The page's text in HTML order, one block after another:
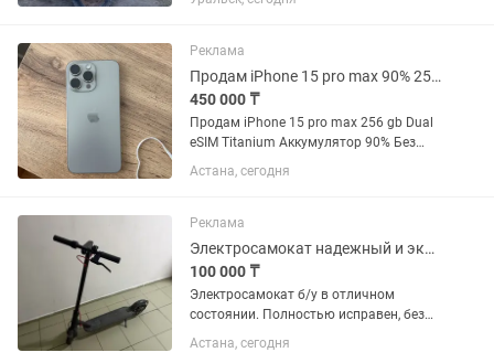
Д-144 дизель. Для транспортировки
УАЗИКОМ. Не дымит, масло не...
Реклама
Продам iPhone 15 pro max 90% 256 GB
450 000 ₸
Продам iPhone 15 pro max 256 gb Dual
eSIM Titanium Аккумулятор 90% Без
царапин и сколов Был всегда в
защитном стекле и чехле Шустрый,
не падал, не топился...
Астана, сегодня
Реклама
Электросамокат надежный и экономичный транспорт
100 000 ₸
Электросамокат б/у в отличном
состоянии. Полностью исправен, без
вложений. Хороший аккумулятор, едет
уверенно, всё работает. Отличный
Астана, сегодня